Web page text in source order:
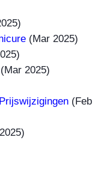
(Mar 2025)
(Mar 2025)
(Feb